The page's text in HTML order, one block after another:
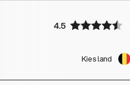
4.5
Kies land